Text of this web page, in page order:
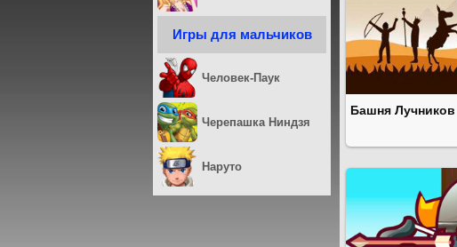
Башня Лучников
Игры для мальчиков
Человек-Паук
Черепашка Ниндзя
Наруто